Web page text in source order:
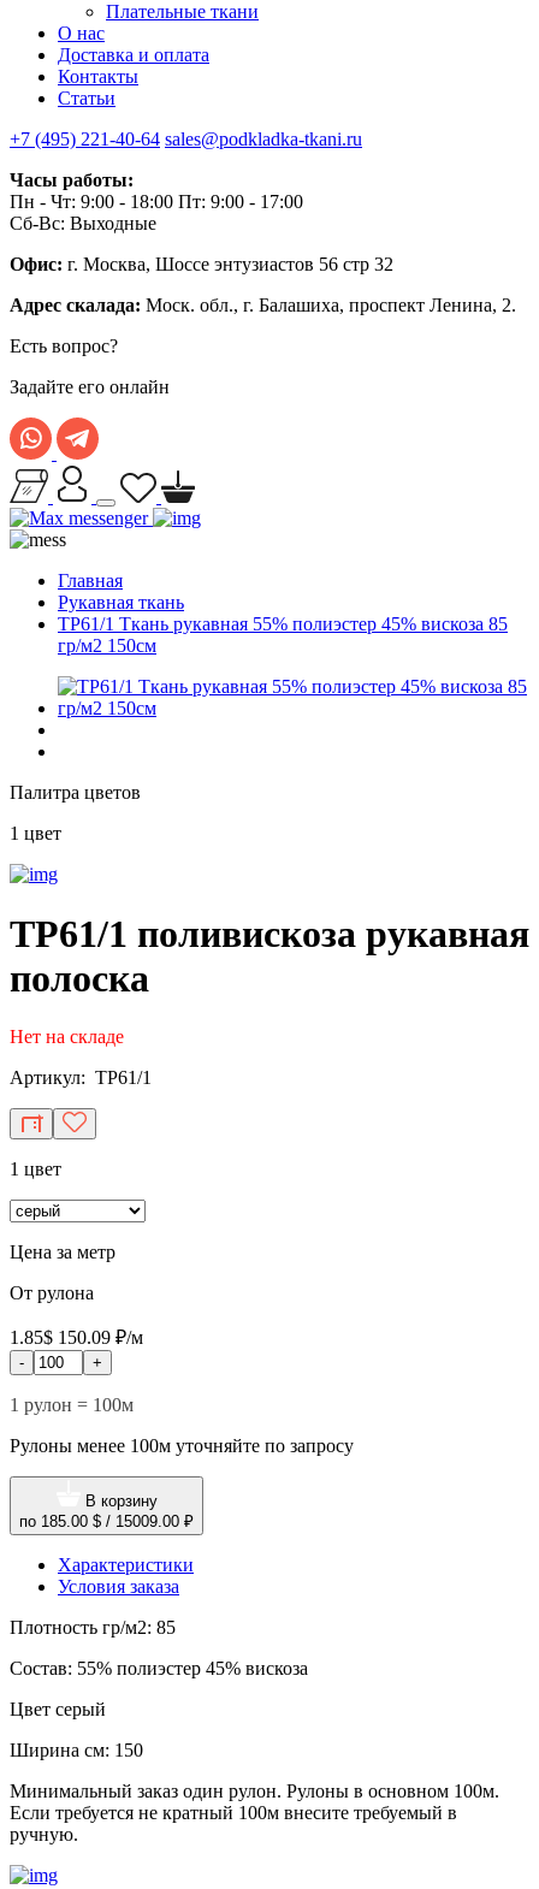
Плательные ткани
О нас
Доставка и оплата
Контакты
Статьи
+7 (495) 221-40-64 sales@podkladka-tkani.ru
Часы работы:
Пн - Чт: 9:00 - 18:00 Пт: 9:00 - 17:00
Сб-Вс: Выходные
Офис: г. Москва, Шоссе энтузиастов 56 стр 32
Адрес скалада: Моск. обл., г. Балашиха, проспект Ленина, 2.
Есть вопрос?
Задайте его онлайн
Главная
Рукавная ткань
TP61/1 Ткань рукавная 55% полиэстер 45% вискоза 85
гр/м2 150см
Палитра цветов
1 цвет
TP61/1 поливискоза рукавная
полоска
Нет на складе
Артикул: TP61/1
1 цвет
Цена за метр
От рулона
1.85$ 150.09 ₽/м
- +
1 рулон = 100м
Рулоны менее 100м уточняйте по запросу
В корзину
по 185.00 $ / 15009.00 ₽
Характеристики
Условия заказа
Плотность гр/м2: 85
Состав: 55% полиэстер 45% вискоза
Цвет серый
Ширина см: 150
Минимальный заказ один рулон. Рулоны в основном 100м.
Если требуется не кратный 100м внесите требуемый в
ручную.